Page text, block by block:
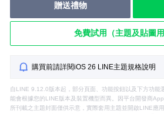
贈送禮物
免費試用（主題及貼圖用
購買前請詳閱iOS 26 LINE主題規格說明
自LINE 9.12.0版本起，部分頁面、功能按鈕以及下方功能
能會根據您的LINE版本及裝置機型而異。因平台開發商
所刊載之主題封面僅供示意，實際套用主題並開啟LINE應